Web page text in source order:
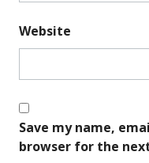
Website
Save my name,
browser for the